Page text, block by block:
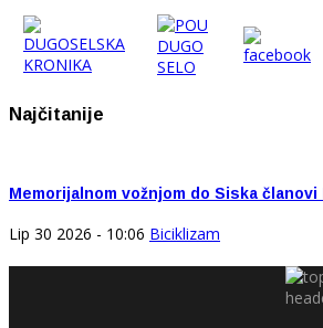
Najčitanije
Memorijalnom vožnjom do Siska
Lip 30 2026 - 10:06 Biciklizam